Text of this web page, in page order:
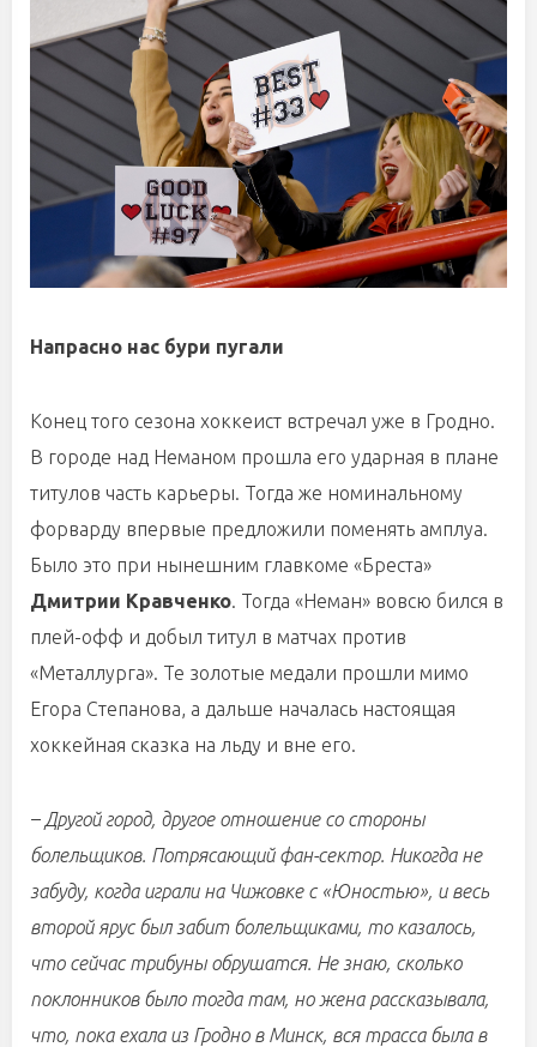
Напрасно нас бури пугали
Конец того сезона хоккеист встречал уже в Гродно.
В городе над Неманом прошла его ударная в плане
титулов часть карьеры. Тогда же номинальному
форварду впервые предложили поменять амплуа.
Было это при нынешним главкоме «Бреста»
Дмитрии Кравченко. Тогда «Неман» вовсю бился в
плей-офф и добыл титул в матчах против
«Металлурга». Те золотые медали прошли мимо
Егора Степанова, а дальше началась настоящая
хоккейная сказка на льду и вне его.
– Другой город, другое отношение со стороны
болельщиков. Потрясающий фан-сектор. Никогда не
забуду, когда играли на Чижовке с «Юностью», и весь
второй ярус был забит болельщиками, то казалось,
что сейчас трибуны обрушатся. Не знаю, сколько
поклонников было тогда там, но жена рассказывала,
что, пока ехала из Гродно в Минск, вся трасса была в